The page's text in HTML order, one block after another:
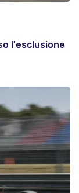
l'esclusione